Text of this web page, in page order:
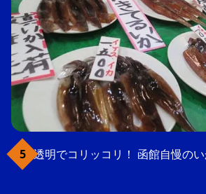
透明でコリッコリ！ 函館自慢の